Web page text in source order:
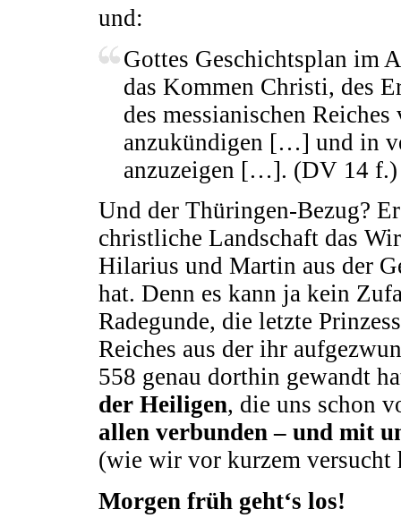
und:
Gottes Geschichtsplan im
das Kommen Christi, des
des messianischen
anzukündigen […] und in
anzuzeigen […]. (DV 14 f.)
Und der Thüringen-Bezug?
christliche Landschaft das
Hilarius und Martin aus der
hat. Denn es kann ja kein
Radegunde, die letzte
Reiches aus der ihr
558 genau dorthin gewandt
der Heiligen, die uns schon
allen verbunden – und mit
(wie wir vor kurzem versucht
Morgen früh geht‘s los!